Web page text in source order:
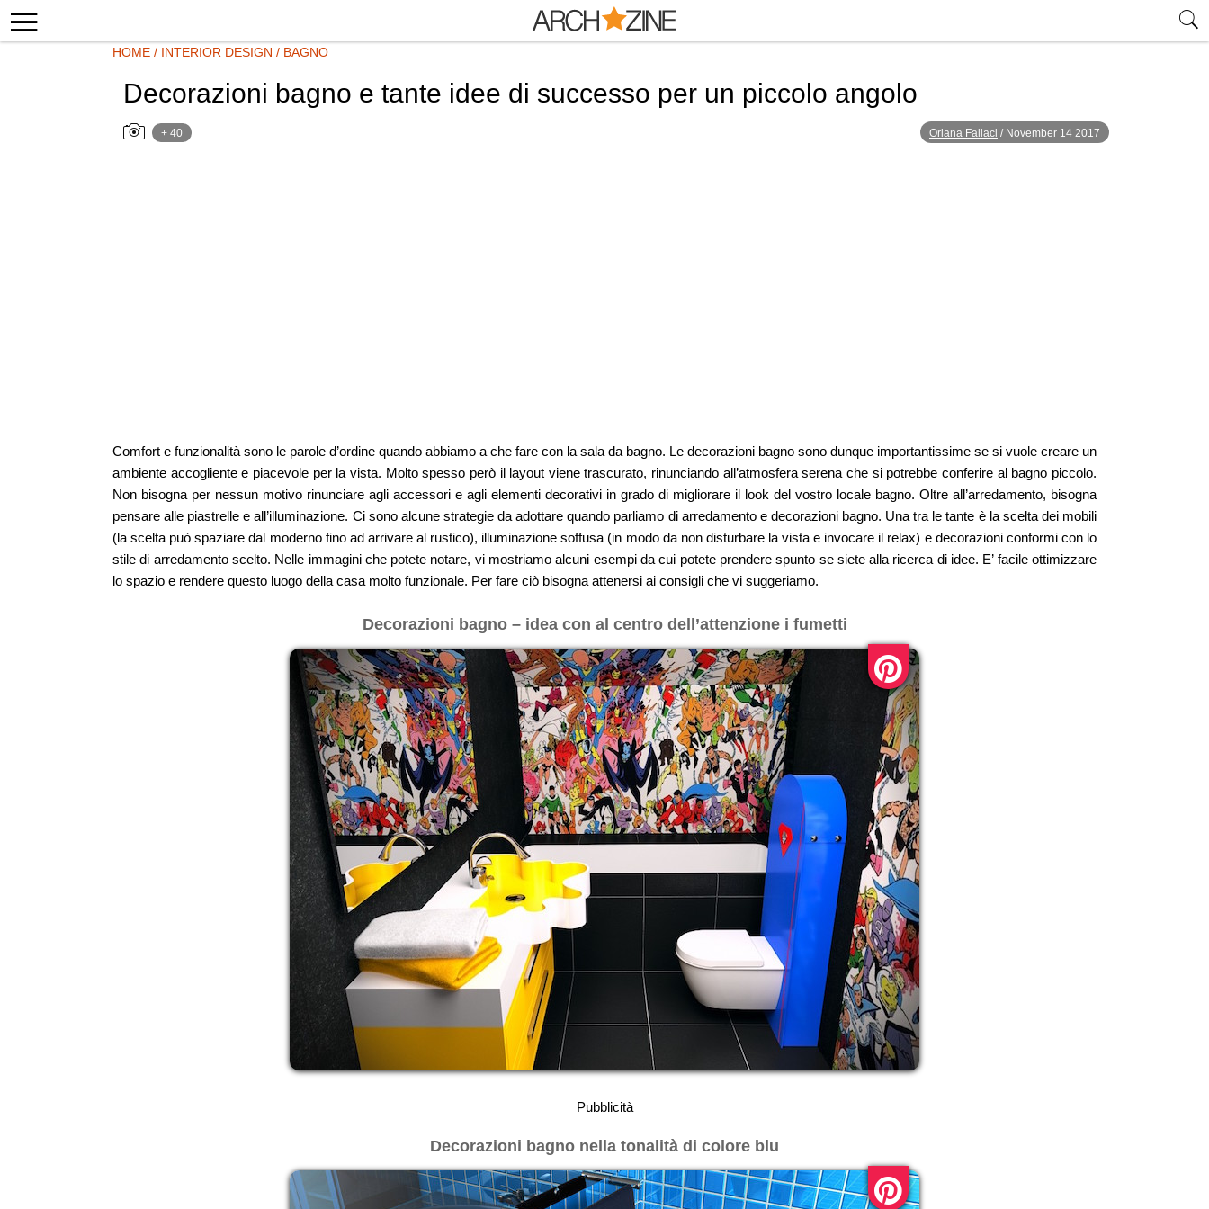
HOME / INTERIOR DESIGN / BAGNO
Decorazioni bagno e tante idee di successo per un piccolo angolo
+ 40 Oriana Fallaci / November 14 2017
Comfort e funzionalità sono le parole d’ordine quando abbiamo a che fare con la sala da bagno. Le decorazioni bagno sono dunque importantissime se si vuole creare un
ambiente accogliente e piacevole per la vista. Molto spesso però il layout viene trascurato, rinunciando all’atmosfera serena che si potrebbe conferire al bagno piccolo.
Non bisogna per nessun motivo rinunciare agli accessori e agli elementi decorativi in grado di migliorare il look del vostro locale bagno. Oltre all’arredamento, bisogna
pensare alle piastrelle e all’illuminazione. Ci sono alcune strategie da adottare quando parliamo di arredamento e decorazioni bagno. Una tra le tante è la scelta dei mobili
(la scelta può spaziare dal moderno fino ad arrivare al rustico), illuminazione soffusa (in modo da non disturbare la vista e invocare il relax) e decorazioni conformi con lo
stile di arredamento scelto. Nelle immagini che potete notare, vi mostriamo alcuni esempi da cui potete prendere spunto se siete alla ricerca di idee. E’ facile ottimizzare
lo spazio e rendere questo luogo della casa molto funzionale. Per fare ciò bisogna attenersi ai consigli che vi suggeriamo.
Decorazioni bagno – idea con al centro dell’attenzione i fumetti
Pubblicità
Decorazioni bagno nella tonalità di colore blu